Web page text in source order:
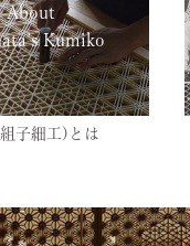
About
Kumiko
子細工)とは